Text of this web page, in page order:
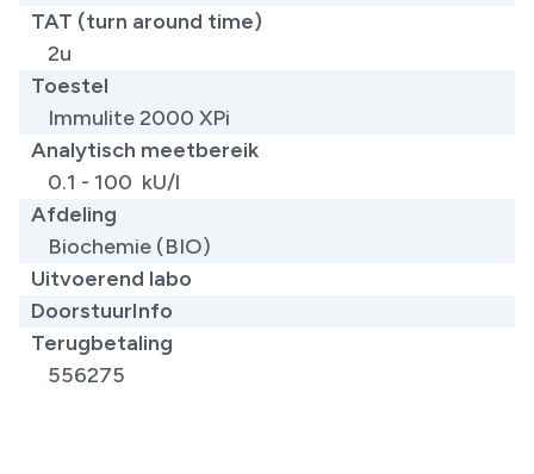
TAT (turn around time)
2u
Toestel
Immulite 2000 XPi
Analytisch meetbereik
0.1 - 100 kU/l
Afdeling
Biochemie (BIO)
Uitvoerend labo
DoorstuurInfo
Terugbetaling
556275